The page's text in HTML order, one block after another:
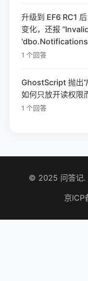
升级到 EF6 RC1
变化，还报
1 个回答
GhostScript 抛出
如何只放开读权限
1 个回答
© 2025 问答记.
京